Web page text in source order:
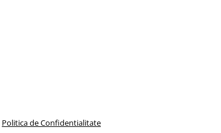
Politica de Confidentialitate